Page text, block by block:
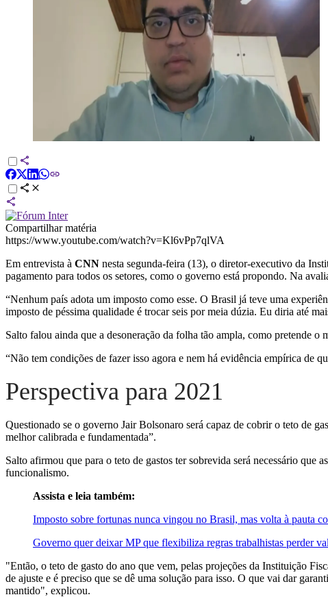
Compartilhar matéria
https://www.youtube.com/watch?v=Kl6vPp7qlVA
Em entrevista à CNN nesta segunda-feira (13), o diretor-executivo da
pagamento para todos os setores, como o governo está propondo. Na
“Nenhum país adota um imposto como esse. O Brasil já teve uma
imposto de péssima qualidade é trocar seis por meia dúzia. Eu diria até
Salto falou ainda que a desoneração da folha tão ampla, como pretende
“Não tem condições de fazer isso agora e nem há evidência empírica de
Perspectiva para 2021
Questionado se o governo Jair Bolsonaro será capaz de cobrir o teto de
melhor calibrada e fundamentada”.
Salto afirmou que para o teto de gastos ter sobrevida será necessário que
funcionalismo.
Assista e leia também:
Imposto sobre fortunas nunca vingou no Brasil, mas volta à pauta
Governo quer deixar MP que flexibiliza regras trabalhistas perder
"Então, o teto de gasto do ano que vem, pelas projeções da Instituição
de ajuste e é preciso que se dê uma solução para isso. O que vai dar
mantido", explicou.